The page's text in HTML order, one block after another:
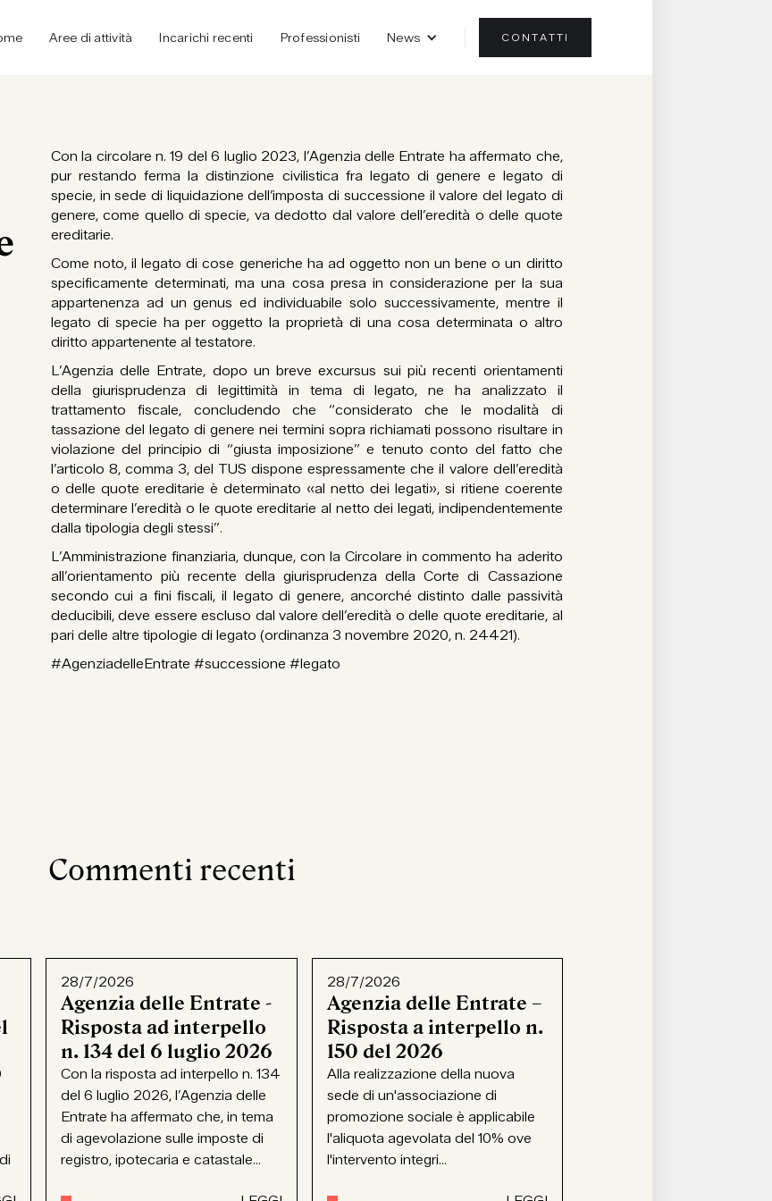
Aree di attività Incarichi recenti Professionisti News CONTATTI
Con la circolare n. 19 del 6 luglio 2023, l’Agenzia delle Entrate ha affermato che,
pur restando ferma la distinzione civilistica fra legato di genere e legato di
specie, in sede di liquidazione dell’imposta di successione il valore del legato di
genere, come quello di specie, va dedotto dal valore dell’eredità o delle quote
ereditarie.
Come noto, il legato di cose generiche ha ad oggetto non un bene o un diritto
specificamente determinati, ma una cosa presa in considerazione per la sua
appartenenza ad un genus ed individuabile solo successivamente, mentre il
legato di specie ha per oggetto la proprietà di una cosa determinata o altro
diritto appartenente al testatore.
L’Agenzia delle Entrate, dopo un breve excursus sui più recenti orientamenti
della giurisprudenza di legittimità in tema di legato, ne ha analizzato il
trattamento fiscale, concludendo che “considerato che le modalità di
tassazione del legato di genere nei termini sopra richiamati possono risultare in
violazione del principio di “giusta imposizione” e tenuto conto del fatto che
l’articolo 8, comma 3, del TUS dispone espressamente che il valore dell’eredità
o delle quote ereditarie è determinato «al netto dei legati», si ritiene coerente
determinare l’eredità o le quote ereditarie al netto dei legati, indipendentemente
dalla tipologia degli stessi”.
L’Amministrazione finanziaria, dunque, con la Circolare in commento ha aderito
all’orientamento più recente della giurisprudenza della Corte di Cassazione
secondo cui a fini fiscali, il legato di genere, ancorché distinto dalle passività
deducibili, deve essere escluso dal valore dell’eredità o delle quote ereditarie, al
pari delle altre tipologie di legato (ordinanza 3 novembre 2020, n. 24421).
#AgenziadelleEntrate #successione #legato
Commenti recenti
28/7/2026
Agenzia delle Entrate -
Risposta ad interpello
n. 134 del 6 luglio 2026
Con la risposta ad interpello n. 134
del 6 luglio 2026, l’Agenzia delle
Entrate ha affermato che, in tema
di agevolazione sulle imposte di
registro, ipotecaria e catastale...
28/7/2026
Agenzia delle Entrate –
Risposta a interpello n.
150 del 2026
Alla realizzazione della nuova
sede di un'associazione di
promozione sociale è applicabile
l'aliquota agevolata del 10% ove
l'intervento integri...